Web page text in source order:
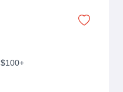
$100+